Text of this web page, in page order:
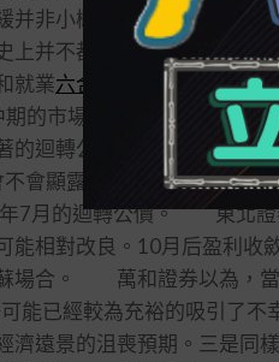
非小概率活動。9月21日
并不都在驗證，本輪美聯
就業六合彩結果 第20期市場
的市場底部，那麼參照
迴轉公價，例如2019年2-
會顯露相似的迴轉公價，我
7月的迴轉公價。 東北證
能相對改良。10月后盈利收
場合。 萬和證券以為，
能已經較為充裕的吸引了不
濟遠景的沮喪預期。三是同